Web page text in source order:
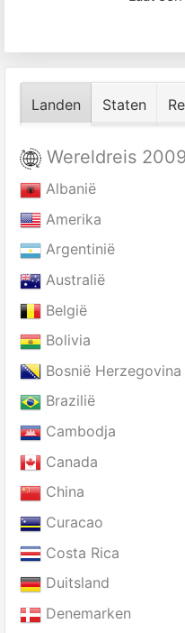
Landen Staten
Wereldreis 2009
Albanië
Amerika
Argentinië
Australië
België
Bolivia
Bosnië Herzegovina
Brazilië
Cambodja
Canada
China
Curacao
Costa Rica
Duitsland
Denemarken